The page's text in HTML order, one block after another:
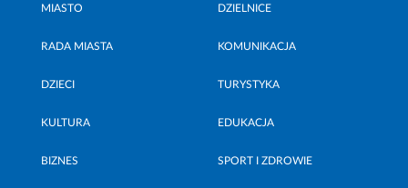
MIASTO DZIELNICE
RADA MIASTA KOMUNIKACJA
DZIECI TURYSTYKA
KULTURA EDUKACJA
BIZNES SPORT I ZDROWIE